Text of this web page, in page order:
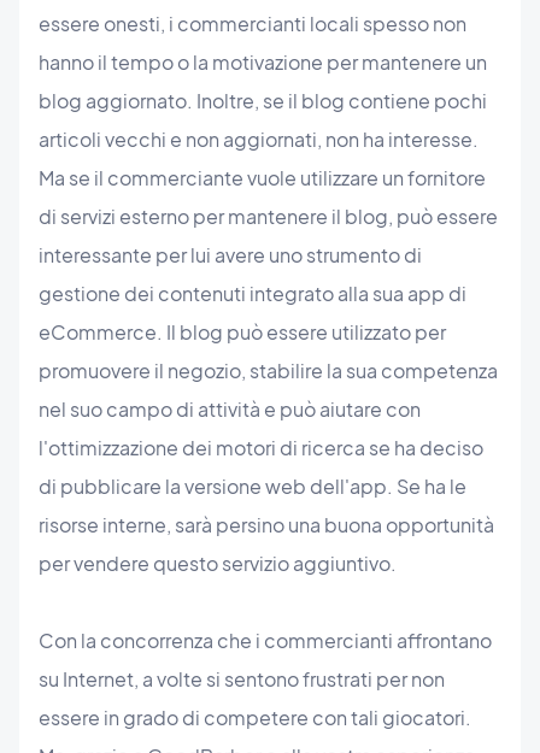
essere onesti, i commercianti locali spesso non
hanno il tempo o la motivazione per mantenere un
blog aggiornato. Inoltre, se il blog contiene pochi
articoli vecchi e non aggiornati, non ha interesse.
Ma se il commerciante vuole utilizzare un fornitore
di servizi esterno per mantenere il blog, può essere
interessante per lui avere uno strumento di
gestione dei contenuti integrato alla sua app di
eCommerce. Il blog può essere utilizzato per
promuovere il negozio, stabilire la sua competenza
nel suo campo di attività e può aiutare con
l'ottimizzazione dei motori di ricerca se ha deciso
di pubblicare la versione web dell'app. Se ha le
risorse interne, sarà persino una buona opportunità
per vendere questo servizio aggiuntivo.
Con la concorrenza che i commercianti affrontano
su Internet, a volte si sentono frustrati per non
essere in grado di competere con tali giocatori.